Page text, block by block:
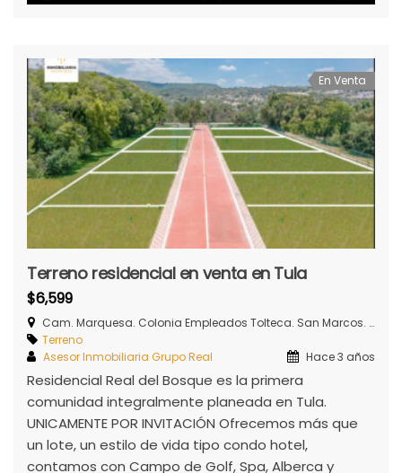
En Venta
Terreno residencial en venta en Tula
$6,599
Cam. Marquesa. Colonia Empleados Tolteca. San Marcos. Tula de Allende, Hidalgo.
Terreno
Asesor Inmobiliaria Grupo Real
Hace 3 años
Residencial Real del Bosque es la primera
comunidad integralmente planeada en Tula.
UNICAMENTE POR INVITACIÓN Ofrecemos más que
un lote, un estilo de vida tipo condo hotel,
contamos con Campo de Golf, Spa, Alberca y